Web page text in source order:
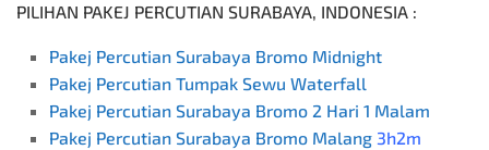
PILIHAN PAKEJ PERCUTIAN SURABAYA, INDONESIA :
Pakej Percutian Surabaya Bromo Midnight
Pakej Percutian Tumpak Sewu Waterfall
Pakej Percutian Surabaya Bromo 2 Hari 1 Malam
Pakej Percutian Surabaya Bromo Malang 3h2m